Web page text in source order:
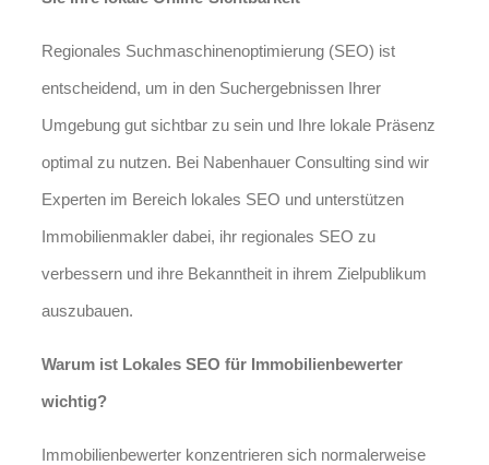
Regionales Suchmaschinenoptimierung (SEO) ist
entscheidend, um in den Suchergebnissen Ihrer
Umgebung gut sichtbar zu sein und Ihre lokale Präsenz
optimal zu nutzen. Bei Nabenhauer Consulting sind wir
Experten im Bereich lokales SEO und unterstützen
Immobilienmakler dabei, ihr regionales SEO zu
verbessern und ihre Bekanntheit in ihrem Zielpublikum
auszubauen.
Warum ist Lokales SEO für Immobilienbewerter
wichtig?
Immobilienbewerter konzentrieren sich normalerweise